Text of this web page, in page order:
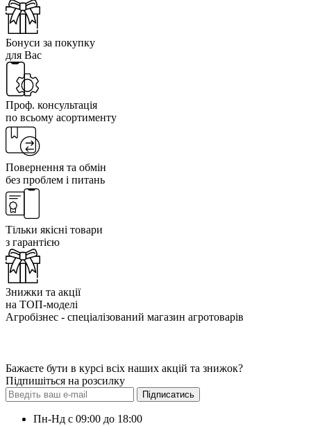
Бонуси за покупку
для Вас
Проф. консультація
по всьому асортименту
Повернення та обмін
без проблем і питань
Тільки якісні товари
з гарантією
Знижки та акції
на ТОП-моделі
Агробізнес - спеціалізований магазин агротоварів
Бажаєте бути в курсі всіх наших акцій та знижок?
Підпишіться на розсилку
Підписатись
Пн-Нд с 09:00 до 18:00